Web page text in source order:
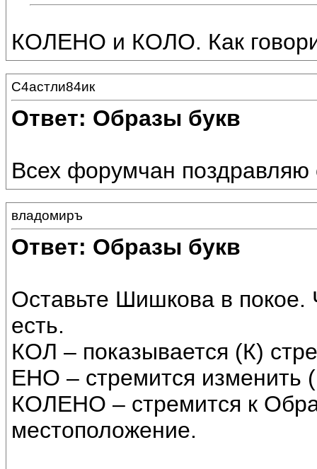
КОЛЕНО и КОЛО. Как
С4астли84ик
Ответ: Образы букв
Всех форумчан
владомиръ
Ответ: Образы букв
Оставьте Шишкова в покое.
есть.
КОЛ – показывается (К)
ЕНО – стремится изменить
КОЛЕНО – стремится к
местоположение.